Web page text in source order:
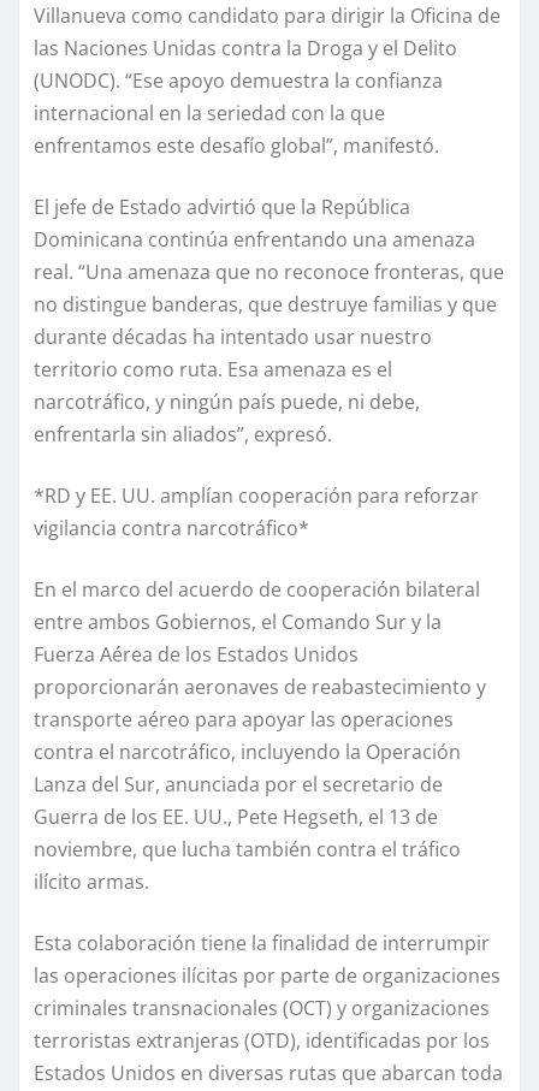
Villanueva como candidato para dirigir la Oficina de
las Naciones Unidas contra la Droga y el Delito
(UNODC). “Ese apoyo demuestra la confianza
internacional en la seriedad con la que
enfrentamos este desafío global”, manifestó.
El jefe de Estado advirtió que la República
Dominicana continúa enfrentando una amenaza
real. “Una amenaza que no reconoce fronteras, que
no distingue banderas, que destruye familias y que
durante décadas ha intentado usar nuestro
territorio como ruta. Esa amenaza es el
narcotráfico, y ningún país puede, ni debe,
enfrentarla sin aliados”, expresó.
*RD y EE. UU. amplían cooperación para reforzar
vigilancia contra narcotráfico*
En el marco del acuerdo de cooperación bilateral
entre ambos Gobiernos, el Comando Sur y la
Fuerza Aérea de los Estados Unidos
proporcionarán aeronaves de reabastecimiento y
transporte aéreo para apoyar las operaciones
contra el narcotráfico, incluyendo la Operación
Lanza del Sur, anunciada por el secretario de
Guerra de los EE. UU., Pete Hegseth, el 13 de
noviembre, que lucha también contra el tráfico
ilícito armas.
Esta colaboración tiene la finalidad de interrumpir
las operaciones ilícitas por parte de organizaciones
criminales transnacionales (OCT) y organizaciones
terroristas extranjeras (OTD), identificadas por los
Estados Unidos en diversas rutas que abarcan toda